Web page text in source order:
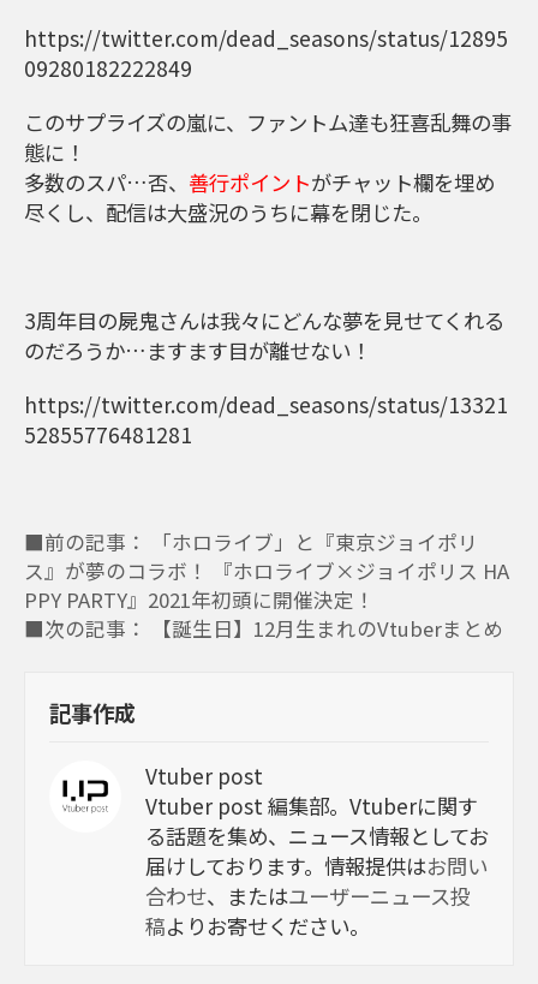
https://twitter.com/dead_seasons/status/12895
09280182222849
このサプライズの嵐に、ファントム達も狂喜乱舞の事
態に！
多数のスパ…否、 善行ポイントがチャット欄を埋め
尽くし、配信は大盛況のうちに幕を閉じた。
3周年目の屍鬼さんは我々にどんな夢を見せてくれる
のだろうか…ますます目が離せない！
https://twitter.com/dead_seasons/status/13321
52855776481281
■前の記事： 「ホロライブ」と『東京ジョイポリ
ス』が夢のコラボ！ 『ホロライブ×ジョイポリス HA
PPY PARTY』2021年初頭に開催決定！
■次の記事： 【誕生日】12月生まれのVtuberまとめ
記事作成
Vtuber post
Vtuber post 編集部。Vtuberに関す
る話題を集め、ニュース情報としてお
届けしております。情報提供はお問い
合わせ、またはユーザーニュース投
稿よりお寄せください。